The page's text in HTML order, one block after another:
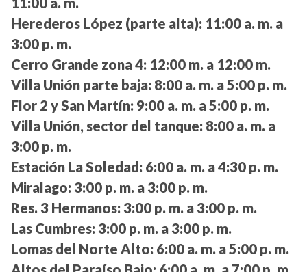
Herederos López (parte alta): 11:00 a. m. a
3:00 p. m.
Cerro Grande zona 4: 12:00 m. a 12:00 m.
Villa Unión parte baja: 8:00 a. m. a 5:00 p. m.
Flor 2 y San Martín: 9:00 a. m. a 5:00 p. m.
Villa Unión, sector del tanque: 8:00 a. m. a
3:00 p. m.
Estación La Soledad: 6:00 a. m. a 4:30 p. m.
Miralago: 3:00 p. m. a 3:00 p. m.
Res. 3 Hermanos: 3:00 p. m. a 3:00 p. m.
Las Cumbres: 3:00 p. m. a 3:00 p. m.
Lomas del Norte Alto: 6:00 a. m. a 5:00 p. m.